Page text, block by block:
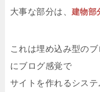
大事な部分は、 建物部
これは埋め込み型の
にブログ感覚で
サイトを作れるシステ